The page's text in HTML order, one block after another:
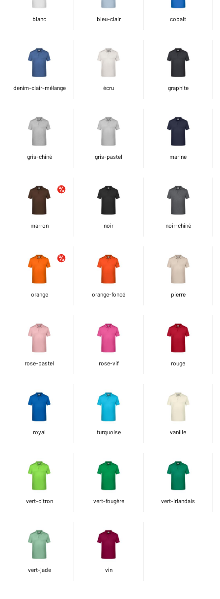
blanc bleu-clair cobalt
denim-clair-mélange écru graphite
gris-chiné gris-pastel marine
marron noir noir-chiné
orange orange-foncé pierre
rose-pastel rose-vif rouge
royal turquoise vanille
vert-citron vert-fougère vert-irlandais
vert-jade vin